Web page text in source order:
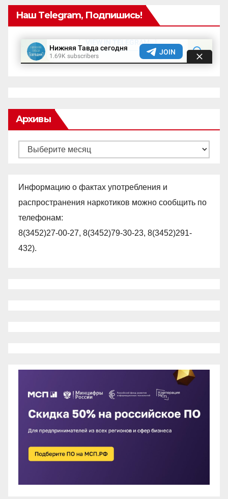
Наш Telegram, Подпишись!
Архивы
Архивы
Информацию о фактах употребления и
распространения наркотиков можно сообщить по
телефонам:
8(3452)27-00-27, 8(3452)79-30-23, 8(3452)291-
432).